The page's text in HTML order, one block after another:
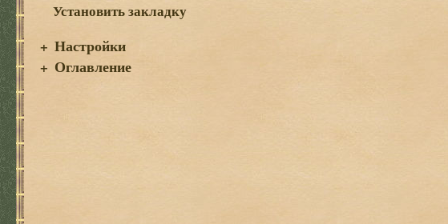
Установить закладку
+ Настройки
+ Оглавление